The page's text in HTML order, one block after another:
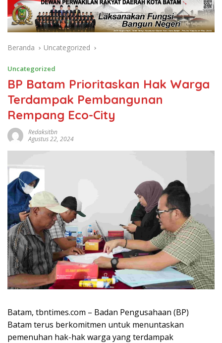
Beranda Uncategorized
Uncategorized
BP Batam Prioritaskan Hak Warga
Terdampak Pembangunan
Rempang Eco-City
Redaksitbn
Agustus 22, 2024
Batam, tbntimes.com – Badan Pengusahaan (BP)
Batam terus berkomitmen untuk menuntaskan
pemenuhan hak-hak warga yang terdampak